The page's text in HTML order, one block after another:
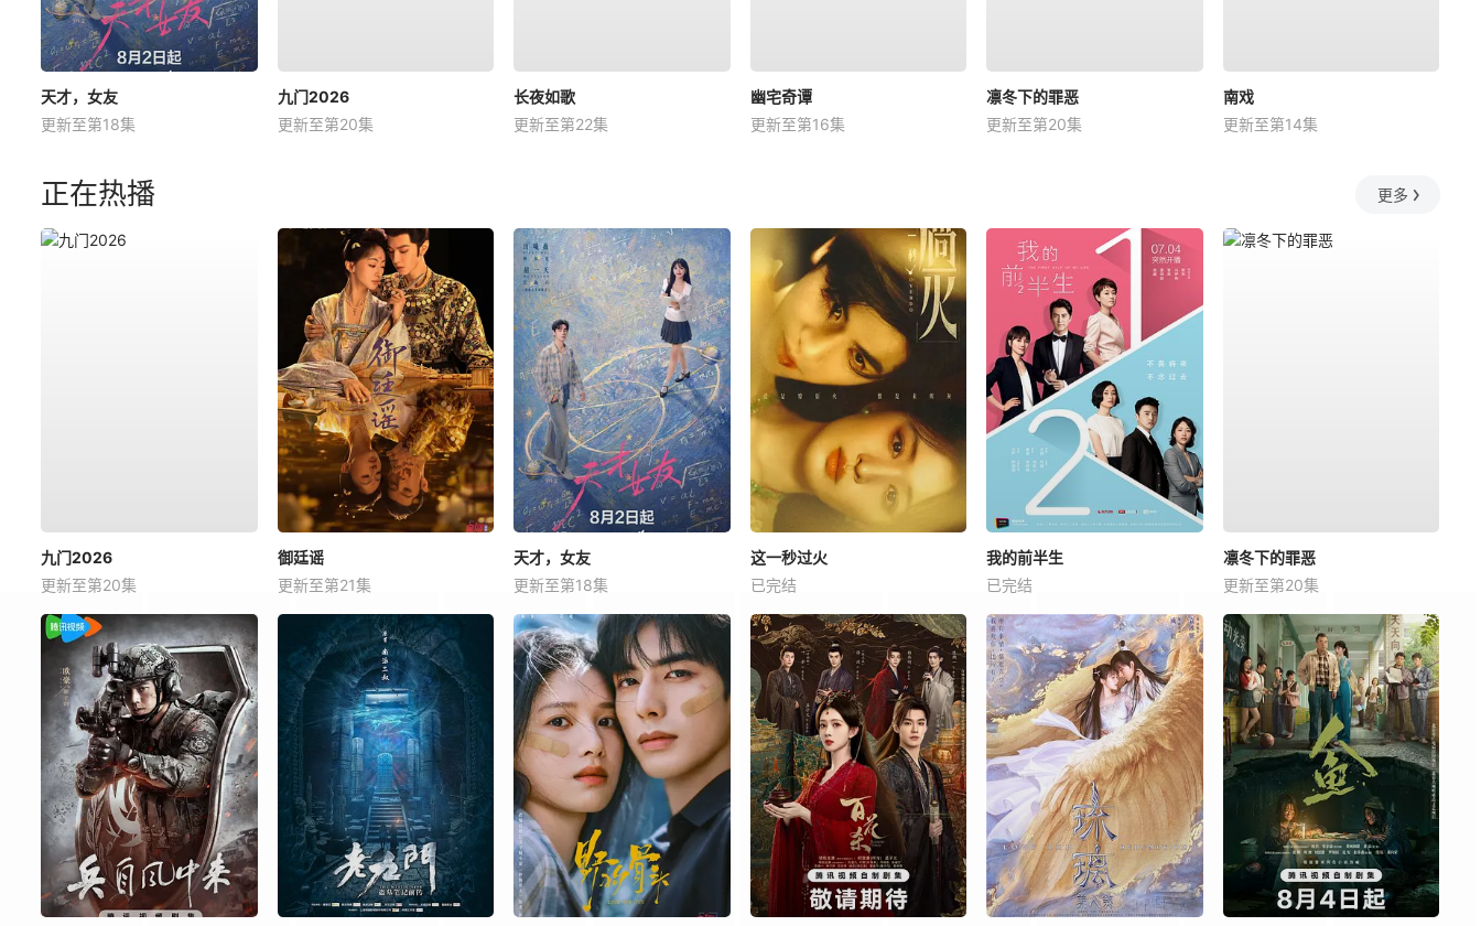
天才，女友
更新至第18集
九门2026
更新至第20集
长夜如歌
更新至第22集
幽宅奇谭
更新至第16集
凛冬下的罪恶
更新至第20集
南戏
更新至第14集
正在热播 更多
九门2026
更新至第20集
御廷谣
更新至第21集
天才，女友
更新至第18集
这一秒过火
已完结
我的前半生
已完结
凛冬下的罪恶
更新至第20集